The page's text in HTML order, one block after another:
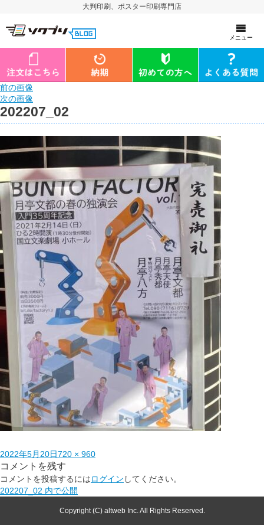
大判印刷、ポスター印刷専門店
メニュー
前の画像
次の画像
202207_02
2022年5月20日720 × 960
コメントを残す
コメントを投稿するにはログイン してください。
202207_02 内で公開
Copyright (C) altweb Inc. All Rights Reserved.